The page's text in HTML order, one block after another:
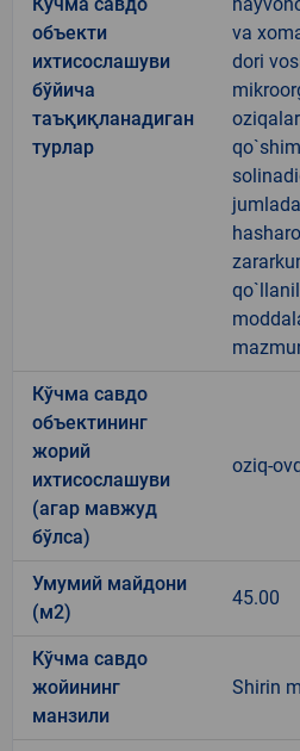
объекти
ихтисослашуви
бўйича
таъқиқланадиган
турлар
va
dori
Кўчма савдо
объектининг
жорий
ихтисослашуви
(агар мавжуд
бўлса)
oziq-
Умумий майдони
(м2)
45.00
Кўчма савдо
жойининг
манзили
Shirin